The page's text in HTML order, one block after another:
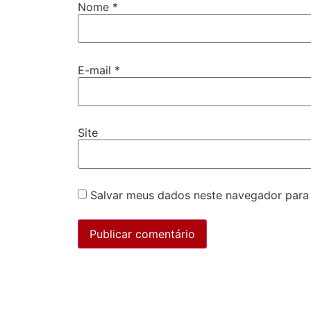
Nome *
E-mail *
Site
Salvar meus dados neste navegador